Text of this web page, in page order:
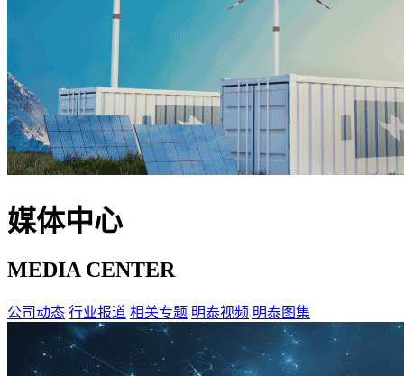
媒体中心
MEDIA CENTER
公司动态 行业报道 相关专题 明泰视频 明泰图集